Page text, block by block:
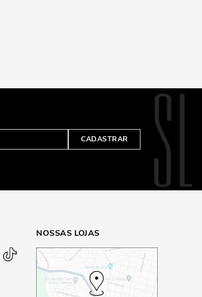
CADASTRAR
NOSSAS LOJAS